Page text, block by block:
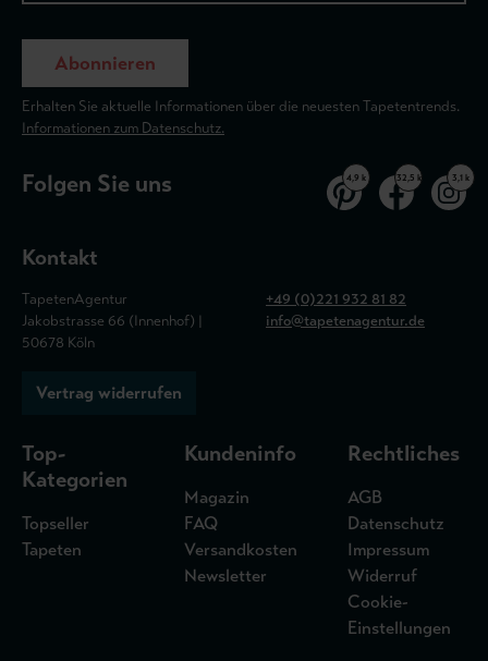
Abonnieren
Erhalten Sie aktuelle Informationen über die neuesten Tapetentrends.
Informationen zum Datenschutz.
Folgen Sie uns 4,9 k 32,5 k 3,1 k
Kontakt
TapetenAgentur
Jakobstrasse 66 (Innenhof) |
50678 Köln
+49 (0)221 932 81 82
info@tapetenagentur.de
Vertrag widerrufen
Top-
Kategorien
Topseller
Tapeten
Kundeninfo
Magazin
FAQ
Versandkosten
Newsletter
Rechtliches
AGB
Datenschutz
Impressum
Widerruf
Cookie-
Einstellungen